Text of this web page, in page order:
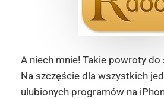
A niech mnie! Takie powroty do
Na szczęście dla wszystkich
ulubionych programów na